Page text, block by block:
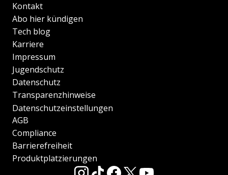
Kontakt
Abo hier kündigen
Tech blog
Karriere
Impressum
Jugendschutz
Datenschutz
Transparenzhinweise
Datenschutzeinstellungen
AGB
Compliance
Barrierefreiheit
Produktplatzierungen